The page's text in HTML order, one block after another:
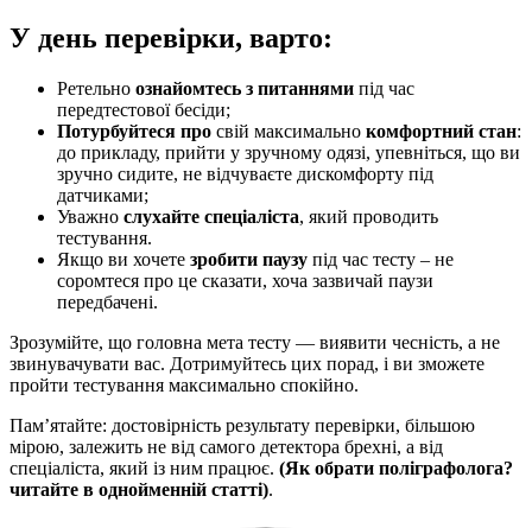
У день перевірки, варто:
Ретельно ознайомтесь з питаннями під час
передтестової бесіди;
Потурбуйтеся про свій максимально комфортний стан:
до прикладу, прийти у зручному одязі, упевніться, що ви
зручно сидите, не відчуваєте дискомфорту під
датчиками;
Уважно слухайте спеціаліста, який проводить
тестування.
Якщо ви хочете зробити паузу під час тесту – не
соромтеся про це сказати, хоча зазвичай паузи
передбачені.
Зрозумійте, що головна мета тесту — виявити чесність, а не
звинувачувати вас. Дотримуйтесь цих порад, і ви зможете
пройти тестування максимально спокійно.
Пам’ятайте: достовірність результату перевірки, більшою
мірою, залежить не від самого детектора брехні, а від
спеціаліста, який із ним працює. (Як обрати поліграфолога?
читайте в однойменній статті).